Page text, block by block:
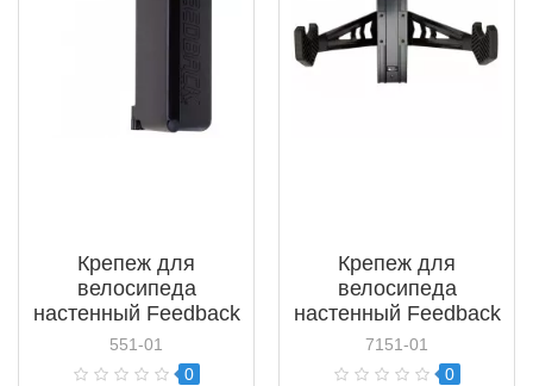
Крепеж для
велосипеда
настенный Feedback
Velo Hinge (16724)
551-01
0
Крепеж для
велосипеда
настенный Feedback
Velo Wall Rack
(16563) б/у
7151-01
0